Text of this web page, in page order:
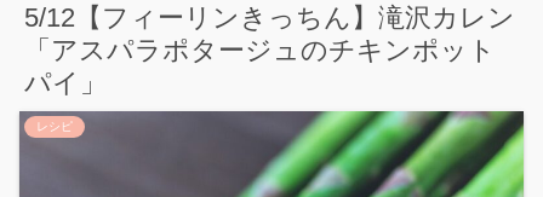
5/12【フィーリンきっちん】滝沢カレン
「アスパラポタージュのチキンポット
パイ」
レシピ